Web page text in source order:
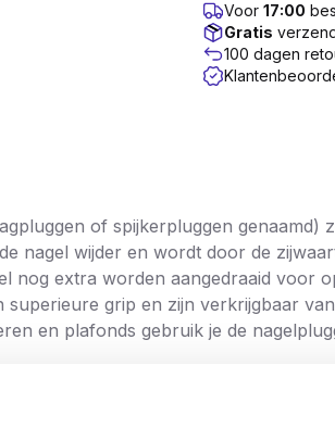
Voor 17:00
Gratis
100 dagen
of spijkerpluggen genaamd)
nagel wijder en wordt door de
nog extra worden aangedraaid voor
grip en zijn verkrijgbaar
en plafonds gebruik je de